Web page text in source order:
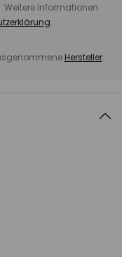
. Weitere Informationen
.
Hersteller.